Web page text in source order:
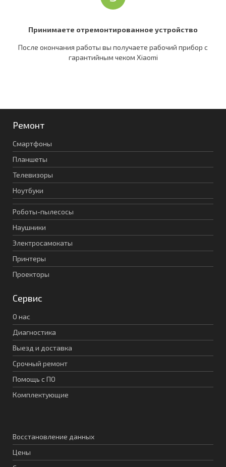
Принимаете отремонтированное устройство
После окончания работы вы получаете рабочий прибор c
гарантийным чеком Xiaomi
Ремонт
Смартфоны
Планшеты
Телевизоры
Ноутбуки
Роботы-пылесосы
Наушники
Электросамокаты
Принтеры
Проекторы
Сервис
О нас
Диагностика
Выезд и доставка
Срочный ремонт
Помощь с ПО
Комплектующие
Восстановление данных
Цены